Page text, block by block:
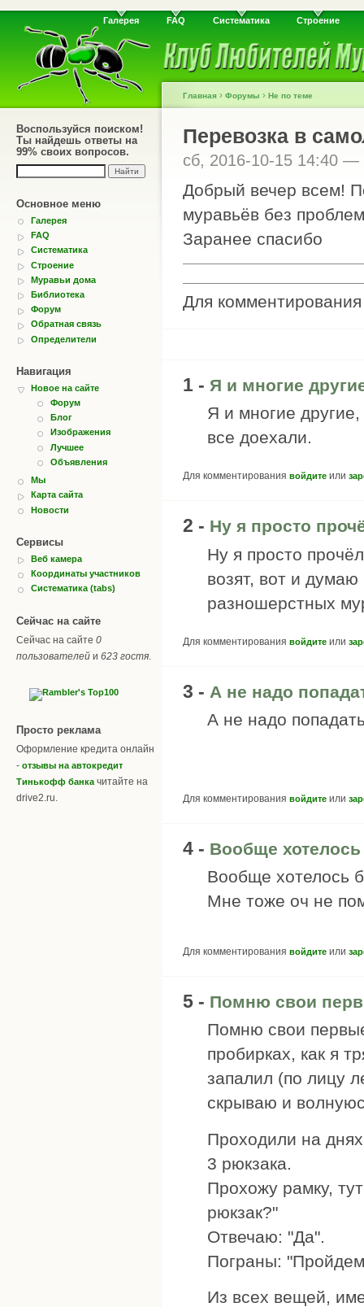
Галерея FAQ Систематика Строение
Воспользуйся поиском!
Ты найдешь ответы на
99% своих вопросов.
Основное меню
Галерея
FAQ
Систематика
Строение
Муравьи дома
Библиотека
Форум
Обратная связь
Определители
Навигация
Новое на сайте
Форум
Блог
Изображения
Лучшее
Объявления
Мы
Карта сайта
Новости
Сервисы
Веб камера
Координаты участников
Систематика (tabs)
Сейчас на сайте
Сейчас на сайте 0
пользователей и 623 гостя
Просто реклама
Оформление кредита онлайн
- отзывы на автокредит
Тинькофф банка читайте на
drive2.ru.
Главная › Форумы › Не по теме
Перевозка в
сб, 2016-10-15 14:40 —
Добрый вечер всем!
муравьёв без
Заранее спасибо
Для
1 - Я и многие
Я и многие
все доехали.
Для комментирования войдите или
2 - Ну я просто
Ну я просто
возят, вот и
разношерстных
Для комментирования войдите или
3 - А не надо
А не надо
Для комментирования войдите или
4 - Вообще
Вообще хотелось
Мне тоже оч не
Для комментирования войдите или
5 - Помню свои
Помню свои
пробирках, как я
запалил (по лицу
скрываю и
Проходили на
3 рюкзака.
Прохожу рамку,
рюкзак?"
Отвечаю: "Да".
Пограны:
Из всех вещей,